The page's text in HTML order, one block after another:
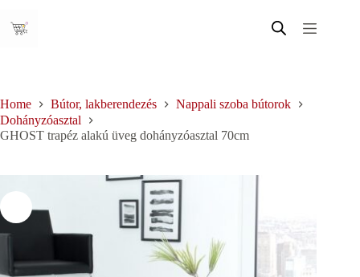
content
Home Bútor, lakberendezés
Nappali szoba bútorok
Dohányzóasztal
GHOST trapéz alakú üveg dohányzóasztal 70cm